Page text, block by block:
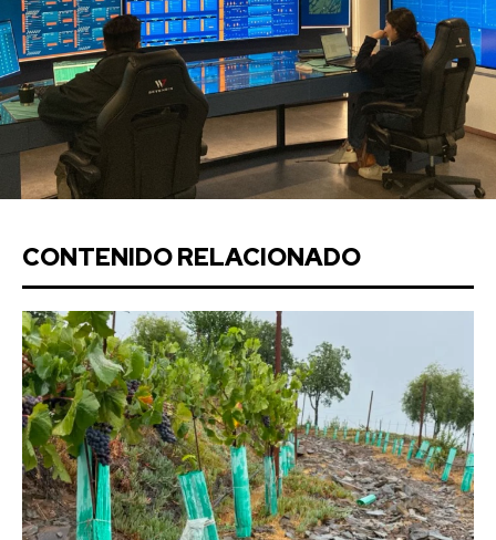
CONTENIDO RELACIONADO